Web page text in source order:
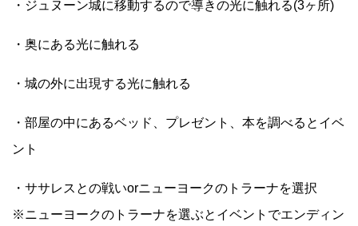
・ジュヌーン城に移動するので導きの光に触れる(3ヶ所)
・奥にある光に触れる
・城の外に出現する光に触れる
・部屋の中にあるベッド、プレゼント、本を調べるとイベ
ント
・ササレスとの戦いorニューヨークのトラーナを選択
※ニューヨークのトラーナを選ぶとイベントでエンディン